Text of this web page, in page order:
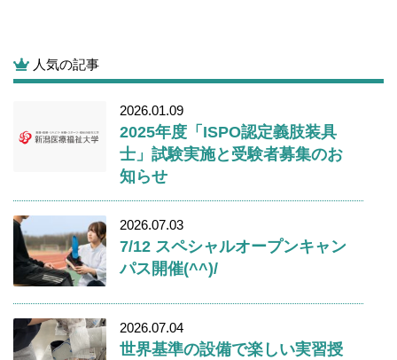
人気の記事
2026.01.09
2025年度「ISPO認定義肢装具
士」試験実施と受験者募集のお
知らせ
2026.07.03
7/12 スペシャルオープンキャン
パス開催(^^)/
2026.07.04
世界基準の設備で楽しい実習授